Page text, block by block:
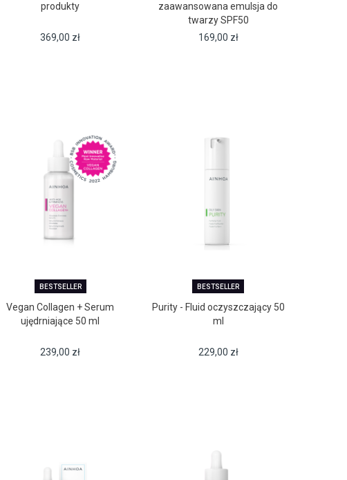
produkty
369,00 zł
zaawansowana emulsja do
twarzy SPF50
169,00 zł
BESTSELLER
Vegan Collagen + Serum
ujędrniające 50 ml
239,00 zł
BESTSELLER
Purity - Fluid oczyszczający 50
ml
229,00 zł